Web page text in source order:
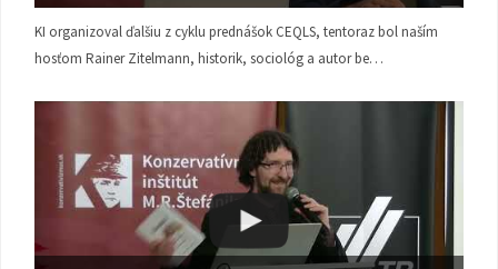
KI organizoval ďalšiu z cyklu prednášok CEQLS, tentoraz bol naším
hosťom Rainer Zitelmann, historik, sociológ a autor be…